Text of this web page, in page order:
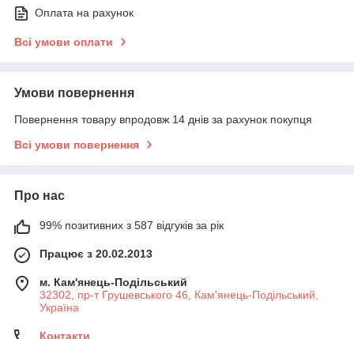
Оплата на рахунок
Всі умови оплати
Умови повернення
Повернення товару впродовж 14 днів за рахунок покупця
Всі умови повернення
Про нас
99% позитивних з 587 відгуків за рік
Працює з 20.02.2013
м. Кам'янець-Подільський
32302, пр-т Грушевського 46, Кам'янець-Подільський,
Україна
Контакти